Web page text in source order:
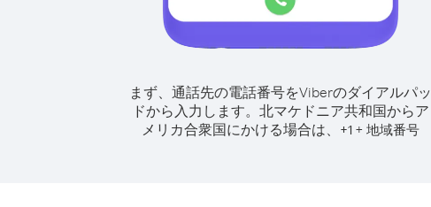
まず、通話先の電話番号をViberのダイアルパッ
ドから入力します。 北マケドニア共和国からア
メリカ合衆国にかける場合は、 +1 + 地域番号